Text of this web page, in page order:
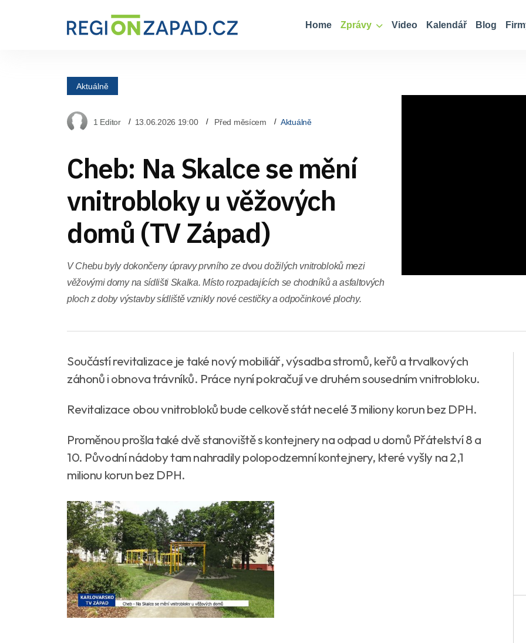
Home Zprávy Video Kalendář Blog
Aktuálně
1 Editor 13.06.2026 19:00 Před měsícem Aktuálně
Cheb: Na Skalce se mění
vnitrobloky u věžových
domů (TV Západ)
V Chebu byly dokončeny úpravy prvního ze dvou dožilých vnitrobloků mezi
věžovými domy na sídlišti Skalka. Místo rozpadajících se chodníků a asfaltových
ploch z doby výstavby sídliště vznikly nové cestičky a odpočinkové plochy.
Součástí revitalizace je také nový mobiliář, výsadba stromů, keřů a trvalkových
záhonů i obnova trávníků. Práce nyní pokračují ve druhém sousedním vnitrobloku.
Revitalizace obou vnitrobloků bude celkově stát necelé 3 miliony korun bez DPH.
Proměnou prošla také dvě stanoviště s kontejnery na odpad u domů Přátelství 8 a
10. Původní nádoby tam nahradily polopodzemní kontejnery, které vyšly na 2,1
milionu korun bez DPH.